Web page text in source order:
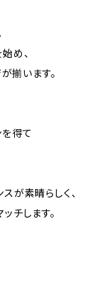
め、
揃います。
得て
が素晴らしく、
チします。